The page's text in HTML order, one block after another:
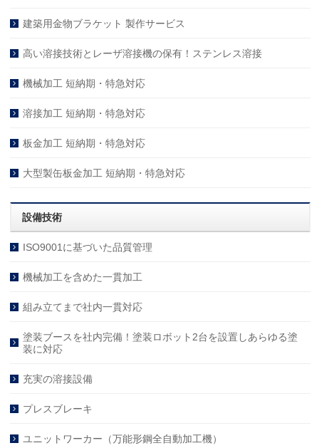
建築用金物ブラケット 製作サービス
高い溶接技術とレーザ溶接機の保有！ステンレス溶接
機械加工 短納期・特急対応
溶接加工 短納期・特急対応
板金加工 短納期・特急対応
大型製缶板金加工 短納期・特急対応
設備技術
ISO9001に基づいた品質管理
機械加工を含めた一貫加工
組み立てまで社内一貫対応
塗装ブースを社内完備！塗装ロボット2台を設置しあらゆる塗
装に対応
充実の溶接設備
プレスブレーキ
ユニットワーカー（万能形鋼全自動加工機）